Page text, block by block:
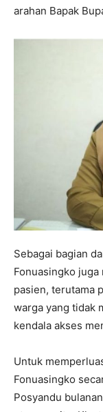
arahan Bapak
Sebagai bagian
Fonuasingko
pasien, terutama
warga yang tidak
kendala akses
Untuk
Fonuasingko
Posyandu